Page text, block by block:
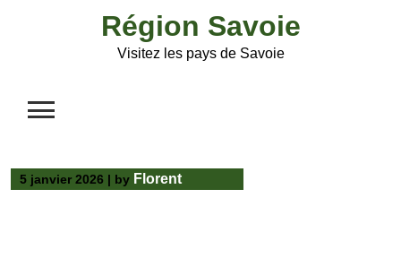
Région Savoie
Visitez les pays de Savoie
5 janvier 2026 | by Florent